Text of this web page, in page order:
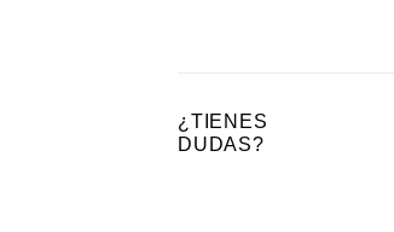
¿TIENES
DUDAS?